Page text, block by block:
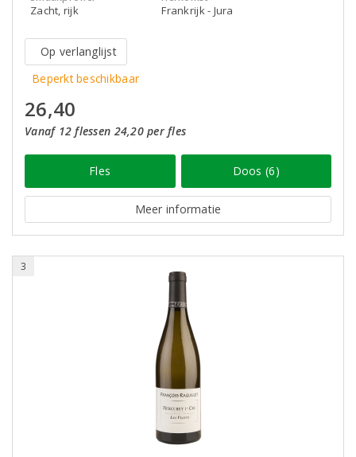
Zacht, rijk Frankrijk - Jura
Op verlanglijst
Beperkt beschikbaar
26,40
Vanaf 12 flessen 24,20 per fles
Fles Doos (6)
Meer informatie
3